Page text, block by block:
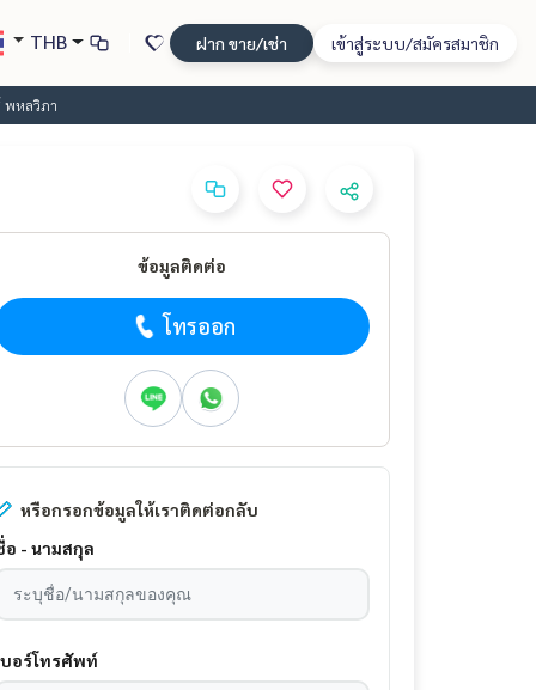
THB ฝาก ขาย/เช่า เข้าสู่ระบบ/สมัครสมาชิก
พหลวิภา
ข้อมูลติดต่อ
โทรออก
หรือกรอกข้อมูลให้เราติดต่อกลับ
อ - นามสกุล
บอร์โทรศัพท์